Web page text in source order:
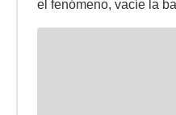
el fenómeno, vacíe la